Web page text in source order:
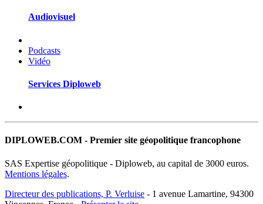
Audiovisuel
Podcasts
Vidéo
Services Diploweb
DIPLOWEB.COM - Premier site géopolitique francophone
SAS Expertise géopolitique - Diploweb, au capital de 3000 euros.
Mentions légales.
Directeur des publications, P. Verluise - 1 avenue Lamartine, 94300